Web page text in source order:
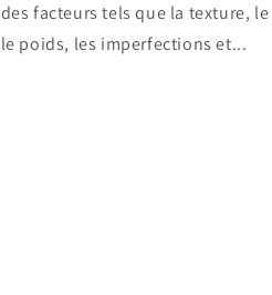
des facteurs tels que la texture,
le poids, les imperfections et...